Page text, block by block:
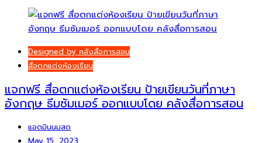
Designed by คลังสื่อการสอน
สื่อตกแต่งห้องเรียน
แจกฟรี สื่อตกแต่งห้องเรียน ป้ายเขียนวันที่ภาษา
อังกฤษ ธีมซัมเมอร์ ออกแบบโดย คลังสื่อการสอน
แอดมินนมสด